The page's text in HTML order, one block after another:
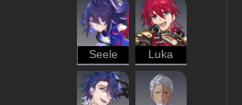
Seele Luka